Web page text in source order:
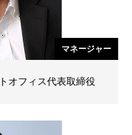
マネージャー
オフィス代表取締役